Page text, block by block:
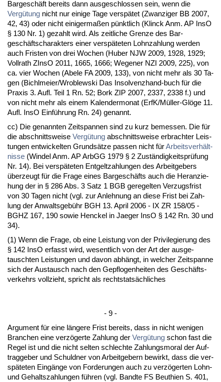
Bar­geschäft be­reits dann aus­ge­schlos­sen sein, wenn die
Vergütung nicht nur ei­ni­ge Ta­ge ver­spätet (Zwan­zi­ger BB 2007,
42, 43) oder nicht ei­ni­ger­maßen pünkt­lich (Klinck Anm. AP In­sO
§ 130 Nr. 1) ge­zahlt wird. Als zeit­li­che Gren­ze des Bar­
geschäftscha­rak­ters ei­ner ver­späte­ten Lohn­zah­lung wer­den
auch Fris­ten von drei Wo­chen (Hu­ber NJW 2009, 1928, 1929;
Voll­rath ZIn­sO 2011, 1665, 1666; We­ge­ner NZI 2009, 225), von
ca. vier Wo­chen (Abe­le FA 2009, 133), von nicht mehr als 30 Ta­
gen (Bich­lmei­er/Wro­blew­ski Das In­sol­venz­hand-buch für die
Pra­xis 3. Aufl. Teil 1 Rn. 52; Bork ZIP 2007, 2337, 2338 f.) und
von nicht mehr als ei­nem Ka­len­der­mo­nat (ErfK/Müller-Glöge 11.
Aufl. In­sO Einführung Rn. 24) ge­nannt.
cc) Die ge­nann­ten Zeit­span­nen sind zu kurz be­mes­sen. Die für
die ab­schnitts­wei­se Vergütung ab­schnitts­wei­se er­brach­ter Leis­
tun­gen ent­wi­ckel­ten Grundsätze pas­sen nicht fürAr­beits­verhält­
nis­se (Win­del Anm. AP ArbGG 1979 § 2 Zuständig­keitsprüfung
Nr. 14). Bei ver­späte­ten Ent­gelt­zah­lun­gen des Ar­beit­ge­bers
über­zeugt für die Fra­ge ei­nes Bar­geschäfts auch die Her­an­zie­
hung der in § 286 Abs. 3 Satz 1 BGB ge­re­gel­ten Ver­zugs­frist
von 30 Ta­gen nicht (vgl. zur An­leh­nung an die­se Frist bei Zah­
lung der An­walts­gebühr BGH 13. April 2006 - IX ZR 158/05 -
BGHZ 167, 190 so­wie Henckel in Ja­e­ger In­sO § 142 Rn. 30 und
34).
(1) Wenn die Fra­ge, ob ei­ne Leis­tung von der Pri­vi­le­gie­rung des
§ 142 In­sO er­fasst wird, we­sent­lich von der Art der aus­ge­
tausch­ten Leis­tun­gen und da­von abhängt, in wel­cher Zeit­span­ne
sich der Aus­tausch nach den Ge­pflo­gen­hei­ten des Geschäfts­
ver­kehrs voll­zieht, spricht als recht­statsächli­ches
- 9 -
Ar­gu­ment für ei­ne länge­re Frist be­reits, dass in nicht we­ni­gen
Bran­chen ei­ne verzöger­te Zah­lung der Vergütung schon fast die
Re­gel ist und die nicht sel­ten schlech­te Zah­lungs­mo­ral der Auf­
trag­ge­ber und Schuld­ner von Ar­beit­ge­bern be­wirkt, dass die ver­
späte­ten Eingänge von For­de­run­gen auch zu verzöger­ten Lohn-
und Ge­halts­zah­lun­gen führen (vgl. Band­te FS Beuthi­en S. 401,